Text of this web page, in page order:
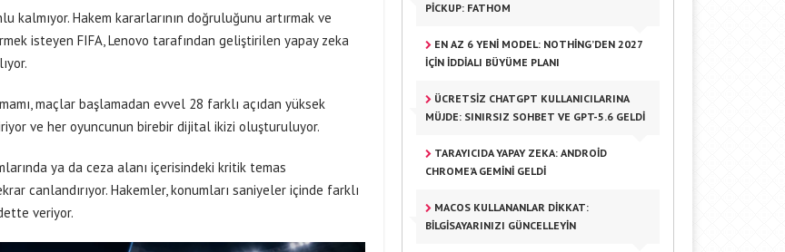
Hakem kararlarının doğruluğunu artırmak ve
isteyen FIFA, Lenovo tarafından geliştirilen yapay zeka
maçlar başlamadan evvel 28 farklı açıdan yüksek
ve her oyuncunun birebir dijital ikizi oluşturuluyor.
ya da ceza alanı içerisindeki kritik temas
canlandırıyor. Hakemler, konumları saniyeler içinde farklı
veriyor.
PICKUP: FATHOM
EN AZ 6 YENI MODEL: NOTHING’DEN 2027
IÇIN İDDIALI BÜYÜME PLANI
ÜCRETSIZ CHATGPT KULLANICILARINA
MÜJDE: SINIRSIZ SOHBET VE GPT-5.6 GELDI
TARAYICIDA YAPAY ZEKA: ANDROID
CHROME’A GEMINI GELDI
MACOS KULLANANLAR DIKKAT:
BILGISAYARINIZI GÜNCELLEYIN